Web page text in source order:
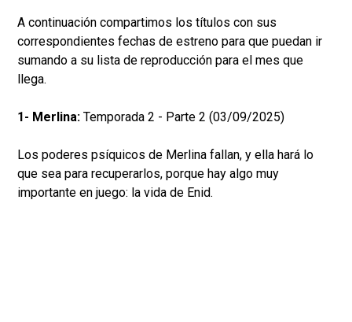
A continuación compartimos los títulos con sus
correspondientes fechas de estreno para que puedan ir
sumando a su lista de reproducción para el mes que
llega.
1- Merlina: Temporada 2 - Parte 2 (03/09/2025)
Los poderes psíquicos de Merlina fallan, y ella hará lo
que sea para recuperarlos, porque hay algo muy
importante en juego: la vida de Enid.